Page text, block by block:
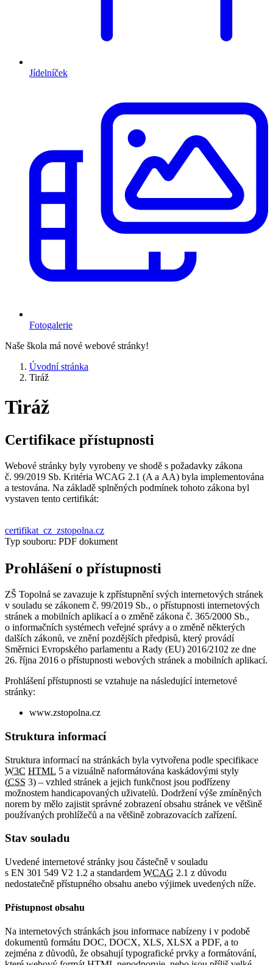
Jídelníček
Fotogalerie
Naše škola má nové webové stránky!
Úvodní stránka
Tiráž
Tiráž
Certifikace přístupnosti
Webové stránky byly vyrobeny ve shodě s požadavky zákona
č. 99/2019 Sb. Kritéria WCAG 2.1 (A a AA) byla implementována
a testována. Na základě splněných podmínek tohoto zákona byl
vystaven tento certifikát:
certifikat_cz_zstopolna.cz
Typ souboru: PDF dokument
Prohlášení o přístupnosti
ZŠ Topolná se zavazuje k zpřístupnění svých internetových stránek
v souladu se zákonem č. 99/2019 Sb., o přístupnosti internetových
stránek a mobilních aplikací a o změně zákona č. 365/2000 Sb.,
o informačních systémech veřejné správy a o změně některých
dalších zákonů, ve znění pozdějších předpisů, který provádí
Směrnici Evropského parlamentu a Rady (EU) 2016/2102 ze dne
26. října 2016 o přístupnosti webových stránek a mobilních aplikací.
Prohlášení přístupnosti se vztahuje na následující internetové
stránky:
www.zstopolna.cz
Struktura informací
Struktura informací na stránkách byla vytvořena podle specifikace
W3C HTML 5 a vizuálně naformátována kaskádovými styly
(CSS 3) – vzhled stránek a jejich funkčnost jsou podřízeny
možnostem handicapovaných uživatelů. Dodržení výše zmíněných
norem by mělo zajistit správné zobrazení obsahu stránek ve většině
používaných prohlížečů a na většině zobrazovacích zařízení.
Stav souladu
Uvedené internetové stránky jsou částečně v souladu
s EN 301 549 V2 1.2 a standardem WCAG 2.1 z důvodu
nedostatečně přístupného obsahu anebo výjimek uvedených níže.
Přístupnost obsahu
Na internetových stránkách jsou informace nabízeny i v podobě
dokumentů formátu DOC, DOCX, XLS, XLSX a PDF, a to
zejména z důvodů, že obsahují typografické prvky a formátování,